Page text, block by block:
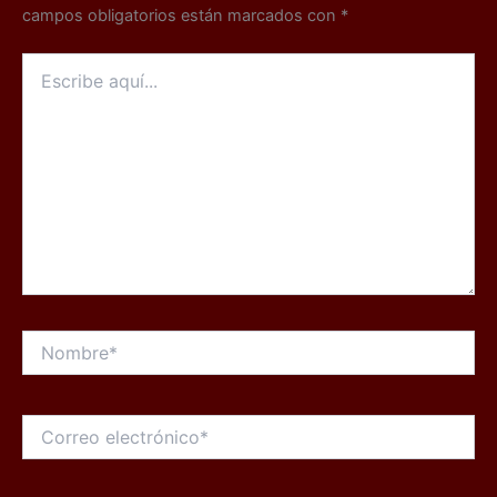
campos obligatorios están marcados con *
aquí...
electrónico*